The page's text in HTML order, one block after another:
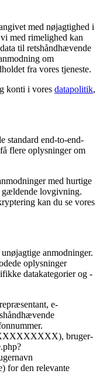
med nøjagtighed i
med rimelighed kan
til retshåndhævende
om
fra vores tjeneste.
konti i vores datapolitik,
standard end-to-end-
flere oplysninger om
med hurtige
lovgivning.
kan du se vores
anmodninger.
oplysninger
datakategorier og -
e-
bruger-
for den relevante